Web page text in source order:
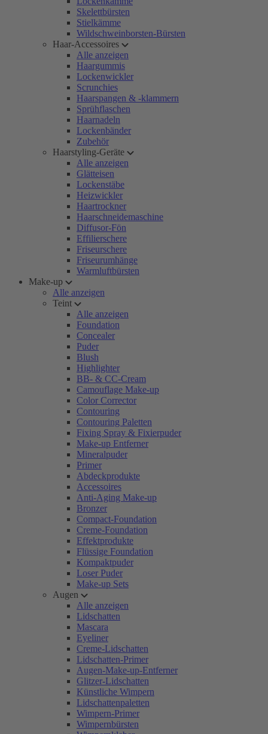
Skelettbürsten
Stielkämme
Wildschweinborsten-Bürsten
Haar-Accessoires
Alle anzeigen
Haargummis
Lockenwickler
Scrunchies
Haarspangen & -klammern
Sprühflaschen
Haarnadeln
Lockenbänder
Zubehör
Haarstyling-Geräte
Alle anzeigen
Glätteisen
Lockenstäbe
Heizwickler
Haartrockner
Haarschneidemaschine
Diffusor-Fön
Effilierschere
Friseurschere
Friseurumhänge
Warmluftbürsten
Make-up
Alle anzeigen
Teint
Alle anzeigen
Foundation
Concealer
Puder
Blush
Highlighter
BB- & CC-Cream
Camouflage Make-up
Color Corrector
Contouring
Contouring Paletten
Fixing Spray & Fixierpuder
Make-up Entferner
Mineralpuder
Primer
Abdeckprodukte
Accessoires
Anti-Aging Make-up
Bronzer
Compact-Foundation
Creme-Foundation
Effektprodukte
Flüssige Foundation
Kompaktpuder
Loser Puder
Make-up Sets
Augen
Alle anzeigen
Lidschatten
Mascara
Eyeliner
Creme-Lidschatten
Lidschatten-Primer
Augen-Make-up-Entferner
Glitzer-Lidschatten
Künstliche Wimpern
Lidschattenpaletten
Wimpern-Primer
Wimpernbürsten